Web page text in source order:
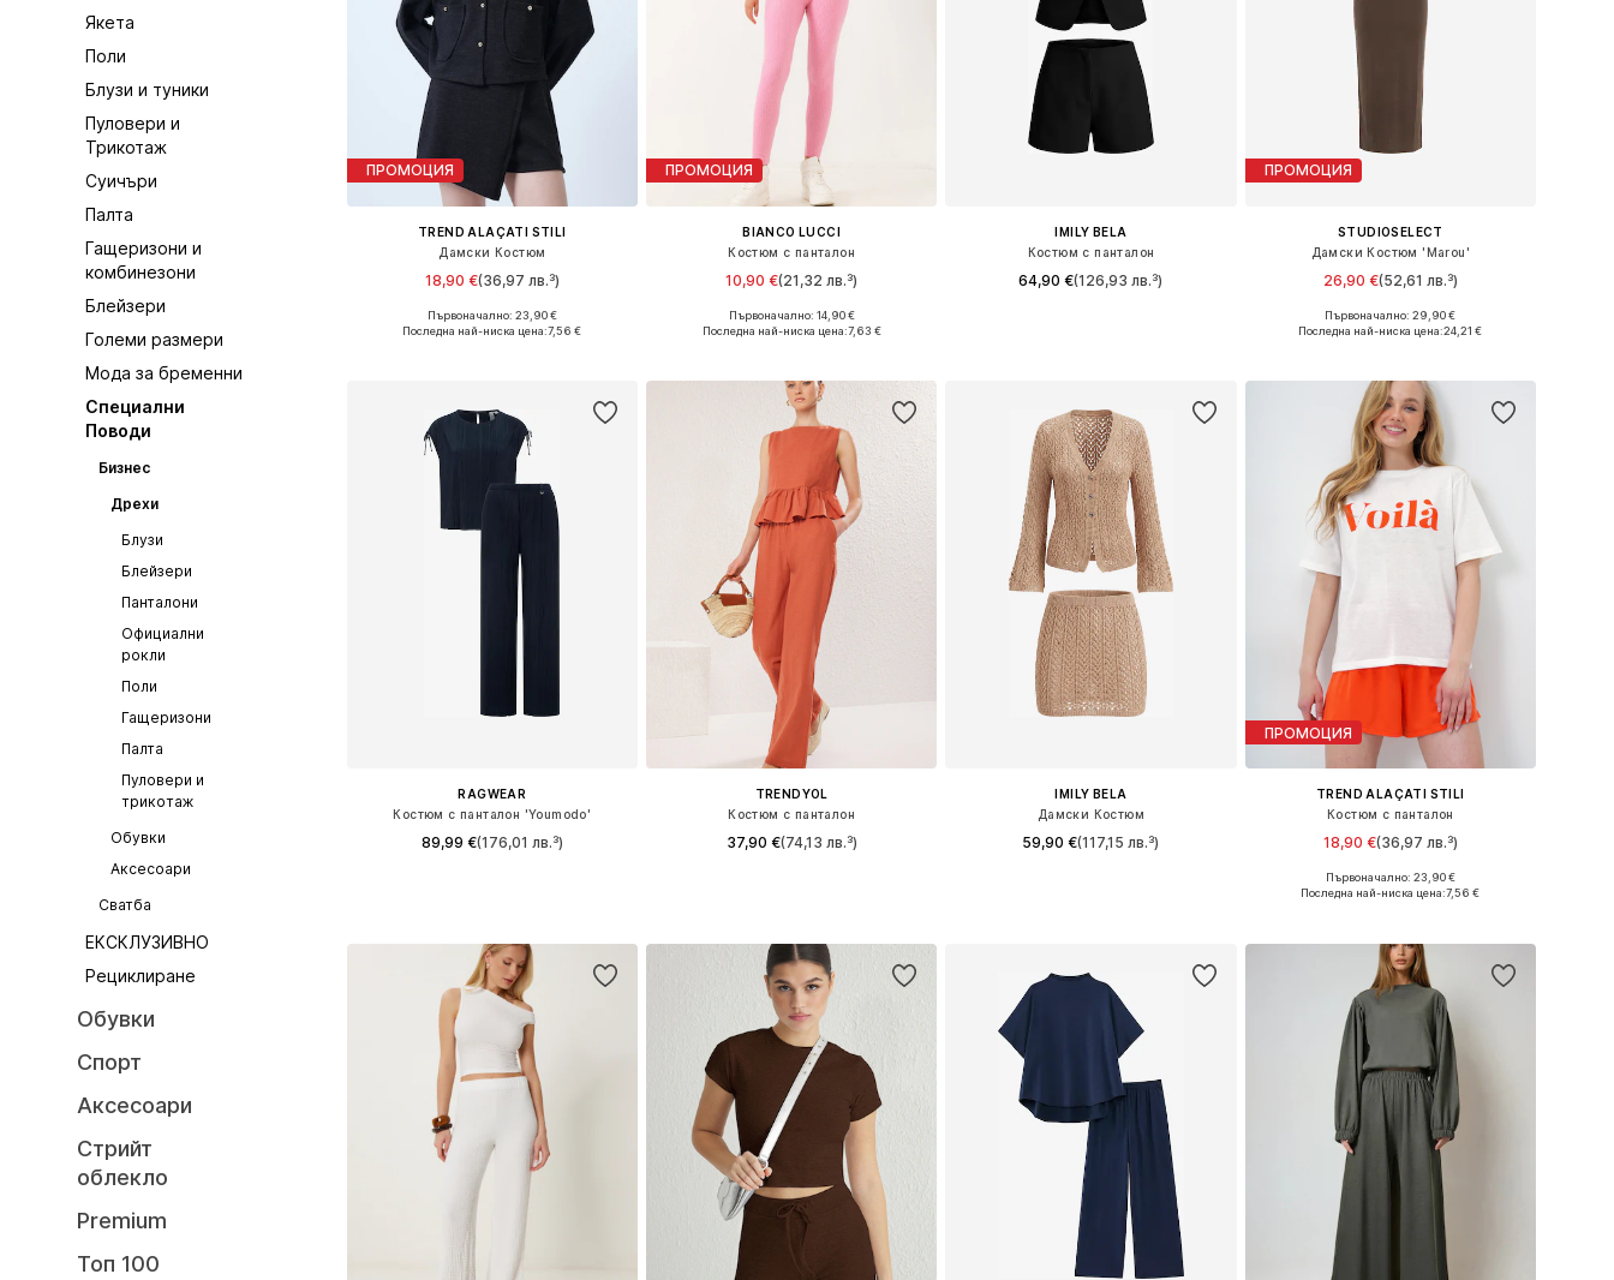
Якета
Поли
Блузи и туники
Пуловери и
Трикотаж
Суичъри
Палта
Гащеризони и
комбинезони
Блейзери
Големи размери
Мода за бременни
Специални
Поводи
Бизнес
Дрехи
Блузи
Блейзери
Панталони
Официални
рокли
Поли
Гащеризони
Палта
Пуловери и
трикотаж
Обувки
Аксесоари
Сватба
ЕКСКЛУЗИВНО
Рециклиране
Обувки
Спорт
Аксесоари
Стрийт
облекло
Premium
Топ 100
ПРОМОЦИЯ
TREND ALAÇATI STILI
Дамски Костюм
18,90 €(36,97 лв.³)
Налични размери: 36, 38, 40
Първоначално: 23,90 €
Последна най-ниска цена:7,56 €
ПРОМОЦИЯ
BIANCO LUCCI
Костюм с панталон
10,90 €(21,32 лв.³)
Налични размери: 36, 38, 40
Първоначално: 14,90 €
Последна най-ниска цена:7,63 €
IMILY BELA
Костюм с панталон
64,90 €(126,93 лв.³)
ПРОМОЦИЯ
STUDIOSELECT
Дамски Костюм 'Marou'
26,90 €(52,61 лв.³)
Налични размери: 36, 38, 40
Първоначално: 29,90 €
Последна най-ниска цена:24,21 €
RAGWEAR
Костюм с панталон 'Youmodo'
89,99 €(176,01 лв.³)
TRENDYOL
Костюм с панталон
37,90 €(74,13 лв.³)
IMILY BELA
Дамски Костюм
59,90 €(117,15 лв.³)
ПРОМОЦИЯ
TREND ALAÇATI STILI
Костюм с панталон
18,90 €(36,97 лв.³)
Налични размери: 36, 38, 40
Първоначално: 23,90 €
Последна най-ниска цена:7,56 €